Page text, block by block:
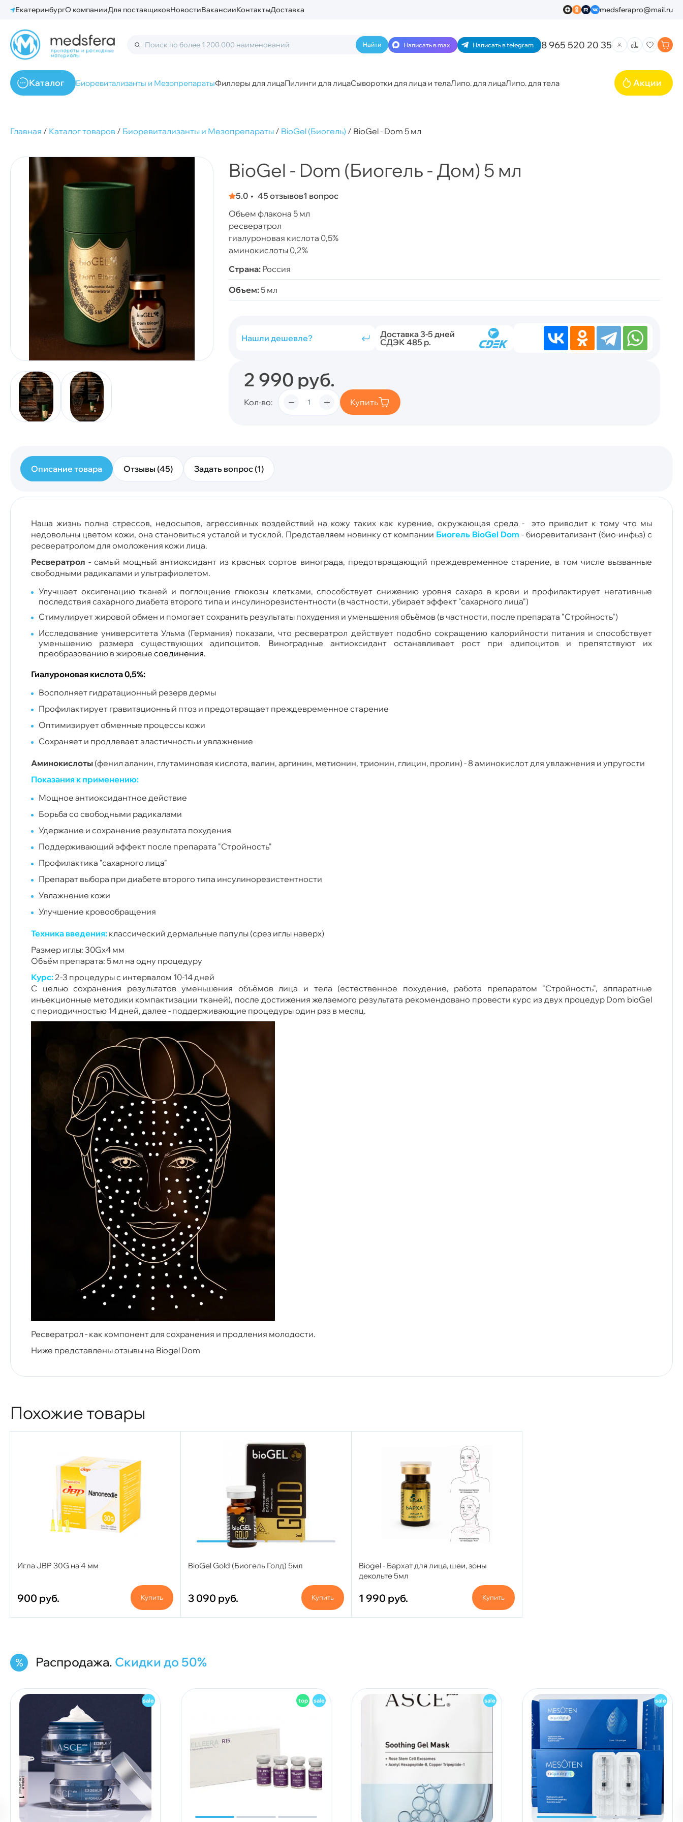
ЕкатеринбургО компанииДля поставщиковНовостиВакансииКонтактыДоставка medsferapro@mail.ru
Написать в max Написать в telegram 8 965 520 20 35
Каталог Биоревитализанты и МезопрепаратыФиллеры для лицаПилинги для лицаСыворотки для лица и телаЛипо. для лицаЛипо. для тела Акции
Главная / Каталог товаров / Биоревитализанты и Мезопрепараты / BioGel (Биогель) / BioGel - Dom 5 мл
BioGel - Dom (Биогель - Дом) 5 мл
5.0 45 отзывов1 вопрос
Объем флакона 5 мл
ресвератрол
гиалуроновая кислота 0,5%
аминокислоты 0,2%
Страна: Россия
Объем: 5 мл
Нашли дешевле?
Доставка 3-5 дней
СДЭК 485 р.
2 990 руб.
Кол-во Купить
Описание товара Отзывы (45) Задать вопрос (1)
Наша жизнь полна стрессов, недосыпов, агрессивных воздействий на кожу таких как курение, окружающая среда - это приводит к тому что мы
недовольны цветом кожи, она становиться усталой и тусклой. Представляем новинку от компании Биогель BioGel Dom -биоревитализант (био-инфьз) с
ресвератролом для омоложения кожи лица.
Ресвератрол - самый мощный антиоксидант из красных сортов винограда, предотвращающий преждевременное старение, в том числе вызванные
свободными радикалами и ультрафиолетом.
Улучшает оксигенацию тканей и поглощение глюкозы клетками, способствует снижению уровня сахара в крови и профилактирует негативные
последствия сахарного диабета второго типа и инсулинорезистентности (в частности, убирает эффект "сахарного лица")
Стимулирует жировой обмен и помогает сохранить результаты похудения и уменьшения объёмов (в частности, после препарата "Стройность")
Исследование университета Ульма (Германия) показали, что ресвератрол действует подобно сокращению калорийности питания и способствует
уменьшению размера существующих адипоцитов. Виноградные антиоксидант останавливает рост при адипоцитов и препятствуют их
преобразованию в жировые соединения.
Гиалуроновая кислота 0,5%:
Восполняет гидратационный резерв дермы
Профилактирует гравитационный птоз и предотвращает преждевременное старение
Оптимизирует обменные процессы кожи
Сохраняет и продлевает эластичность и увлажнение
Аминокислоты (фенил аланин, глутаминовая кислота, валин, аргинин, метионин, трионин, глицин, пролин) - 8 аминокислот для увлажнения и упругости
Показания к применению:
Мощное антиоксидантное действие
Борьба со свободными радикалами
Удержание и сохранение результата похудения
Поддерживающий эффект после препарата "Стройность"
Профилактика "сахарного лица"
Препарат выбора при диабете второго типа инсулинорезистентности
Увлажнение кожи
Улучшение кровообращения
Техника введения: классический дермальные папулы (срез иглы наверх)
Размер иглы: 30Gx4 мм
Объём препарата: 5 мл на одну процедуру
Курс: 2-3 процедуры с интервалом 10-14 дней
С целью сохранения результатов уменьшения объёмов лица и тела (естественное похудение, работа препаратом "Стройность", аппаратные
инъекционные методики компактизации тканей), после достижения желаемого результата рекомендовано провести курс из двух процедур Dom bioGel
с периодичностью 14 дней, далее - поддерживающие процедуры один раз в месяц.
Ресвератрол - как компонент для сохранения и продления молодости.
Ниже представлены отзывы на Biogel Dom
Похожие товары
Игла JBP 30G на 4 мм
900 руб. Купить
BioGel Gold (Биогель Голд) 5мл
3 090 руб. Купить
Biogel - Бархат для лица, шеи, зоны
декольте 5мл
1 990 руб. Купить
Распродажа. Скидки до 50%